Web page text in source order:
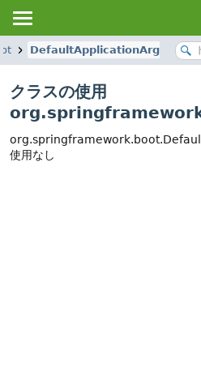
クラスの使用
使用なし